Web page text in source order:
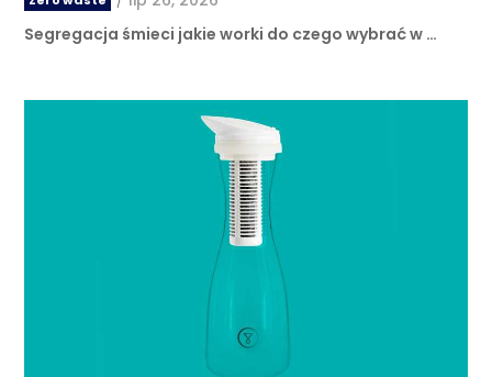
Segregacja śmieci jakie worki do czego wybrać w …